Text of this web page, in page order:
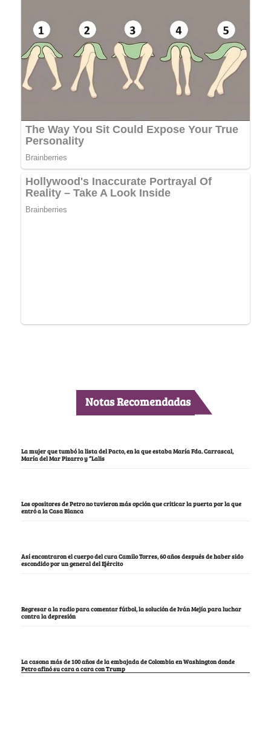
Notas Recomendadas
La mujer que tumbó la lista del Pacto, en la que estaba María Fda. Carrascal,
María del Mar Pizarro y “Lalis
Los opositores de Petro no tuvieron más opción que criticar la puerta por la que
entró a la Casa Blanca
Así encontraron el cuerpo del cura Camilo Torres, 60 años después de haber sido
escondido por un general del Ejército
Regresar a la radio para comentar fútbol, la solución de Iván Mejía para luchar
contra la depresión
La casona más de 100 años de la embajada de Colombia en Washington donde
Petro afinó su cara a cara con Trump